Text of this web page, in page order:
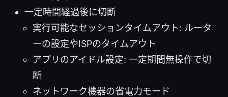
一定時間経過後に切断
実行可能なセッションタイムアウト: ルータ
ーの設定やISPのタイムアウト
アプリのアイドル設定: 一定期間無操作で切
断
ネットワーク機器の省電力モード